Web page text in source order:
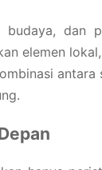
budaya, dan
elemen